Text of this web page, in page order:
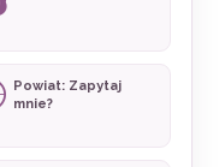
Powiat: Zapytaj
mnie?